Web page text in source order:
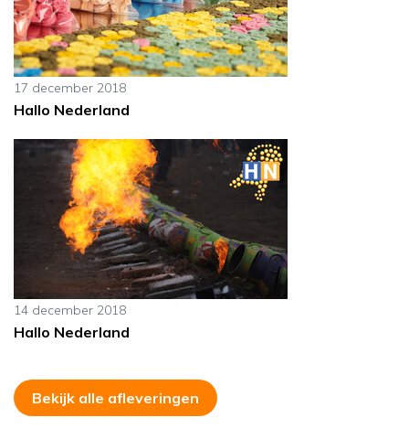
17 december 2018
Hallo Nederland
14 december 2018
Hallo Nederland
Bekijk alle afleveringen